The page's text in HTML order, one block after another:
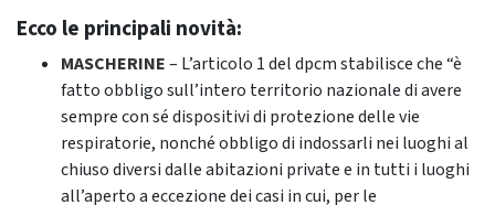
Ecco le principali novità:
MASCHERINE– L’articolo 1 del dpcm stabilisce che “è
fatto obbligo sull’intero territorio nazionale di avere
sempre con sé dispositivi di protezione delle vie
respiratorie, nonché obbligo di indossarli nei luoghi al
chiuso diversi dalle abitazioni private e in tutti i luoghi
all’aperto a eccezione dei casi in cui, per le